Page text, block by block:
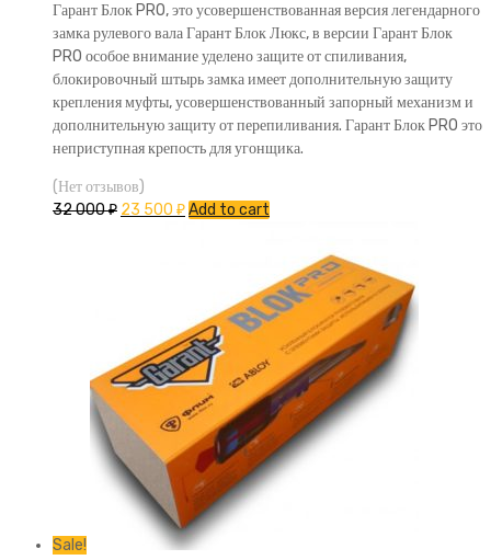
Гарант Блок PRO, это усовершенствованная версия легендарного
замка рулевого вала Гарант Блок Люкс, в версии Гарант Блок
PRO особое внимание уделено защите от спиливания,
блокировочный штырь замка имеет дополнительную защиту
крепления муфты, усовершенствованный запорный механизм и
дополнительную защиту от перепиливания. Гарант Блок PRO это
неприступная крепость для угонщика.
(Нет отзывов)
32 000₽ 23 500 ₽Add to cart
Sale!